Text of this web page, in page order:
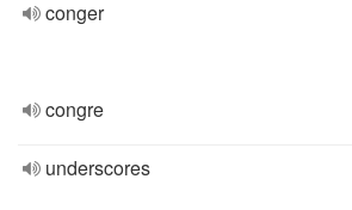
conger
congre
underscores